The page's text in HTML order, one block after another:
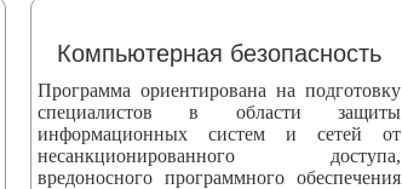
Компьютерная безопасность
Программа ориентирована на подготовку
специалистов в области защиты
информационных систем и сетей от
несанкционированного доступа,
вредоносного программного обеспечения